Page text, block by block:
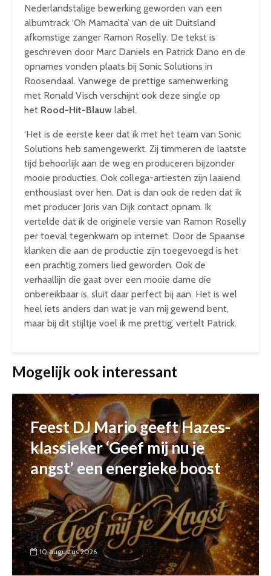
Nederlandstalige bewerking geworden van een
albumtrack ‘Oh Mamacita’ van de uit Duitsland
afkomstige zanger Ramon Roselly. De tekst is
geschreven door Marc Daniels en Patrick Dano en de
opnames vonden plaats bij Sonic Solutions in
Roosendaal. Vanwege de prettige samenwerking
met Ronald Visch verschijnt ook deze single op
het Rood-Hit-Blauw label.
‘Het is de eerste keer dat ik met het team van Sonic
Solutions heb samengewerkt. Zij timmeren de laatste
tijd behoorlijk aan de weg en produceren bijzonder
mooie producties. Ook collega-artiesten zijn laaiend
enthousiast over hen. Dat is dan ook de reden dat ik
met producer Joris van Dijk contact opnam. Ik
vertelde dat ik de originele versie van Ramon Roselly
per toeval tegenkwam op internet. Door de Spaanse
klanken die aan de productie zijn toegevoegd is het
een prachtig zomers lied geworden. Ook de
verhaallijn die gaat over een mooie dame die
onbereikbaar is, sluit daar perfect bij aan. Het is wel
heel iets anders dan wat je van mij gewend bent,
maar bij dit stijltje voel ik me prettig’, vertelt Patrick.
Mogelijk ook interessant
Feest DJ Mario geeft Hazes-
klassieker ‘Geef mij nu je
angst’ een energieke boost
10 augustus 2026